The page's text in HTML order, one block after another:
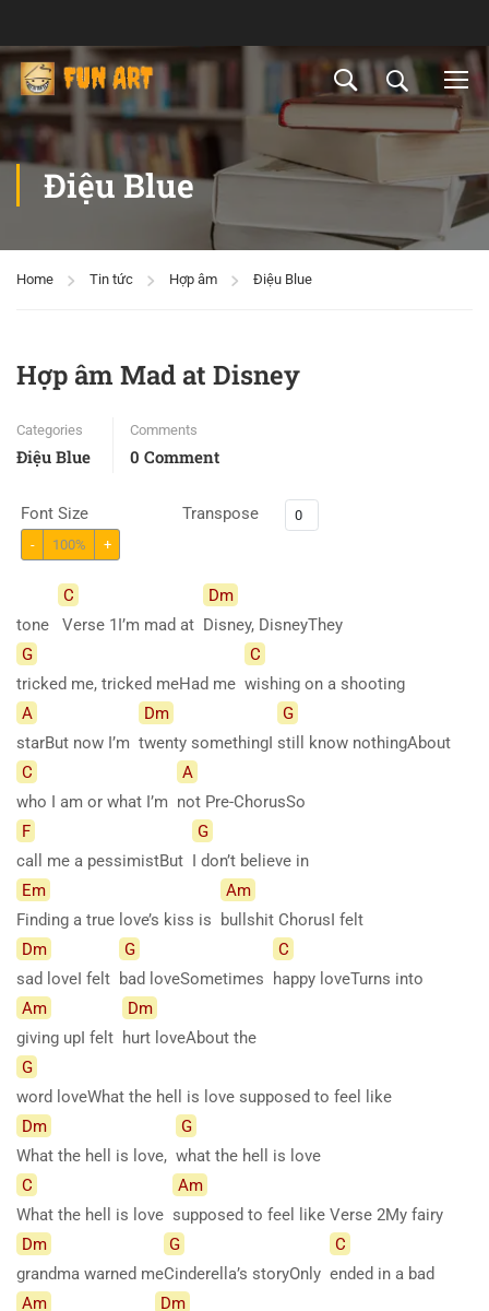
Điệu Blue
Home Tin tức Hợp âm Điệu Blue
Hợp âm Mad at Disney
Categories
Điệu Blue
Comments
0 Comment
Font Size
- 100% +
Transpose
tone
C
Verse 1I’m mad at
Dm
Disney, DisneyThey
G
tricked me, tricked meHad me
C
wishing on a shooting
A
starBut now I’m
Dm
twenty somethingI
G
still know nothingAbout
C
who I am or what I’m
A
not Pre-ChorusSo
F
call me a pessimistBut
G
I don’t believe in
Em
Finding a true love’s kiss is
Am
bullshit ChorusI felt
Dm
sad loveI felt
G
bad loveSometimes
C
happy loveTurns into
Am
giving upI felt
Dm
hurt loveAbout the
G
word loveWhat the hell is love supposed to feel like
Dm
What the hell is love,
G
what the hell is love
C
What the hell is love
Am
supposed to feel like Verse 2My fairy
Dm
grandma warned me
G
Cinderella’s storyOnly
C
ended in a bad
Am
Dm